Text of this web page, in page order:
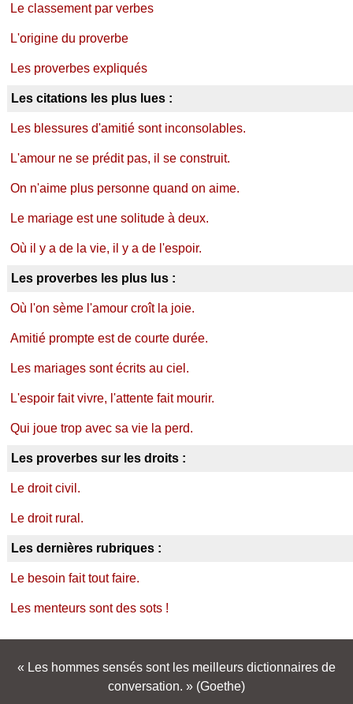
Le classement par verbes
L'origine du proverbe
Les proverbes expliqués
Les citations les plus lues :
Les blessures d'amitié sont inconsolables.
L'amour ne se prédit pas, il se construit.
On n'aime plus personne quand on aime.
Le mariage est une solitude à deux.
Où il y a de la vie, il y a de l'espoir.
Les proverbes les plus lus :
Où l'on sème l'amour croît la joie.
Amitié prompte est de courte durée.
Les mariages sont écrits au ciel.
L'espoir fait vivre, l'attente fait mourir.
Qui joue trop avec sa vie la perd.
Les proverbes sur les droits :
Le droit civil.
Le droit rural.
Les dernières rubriques :
Le besoin fait tout faire.
Les menteurs sont des sots !
Les hommes sensés sont les meilleurs dictionnaires de
conversation.
(Goethe)